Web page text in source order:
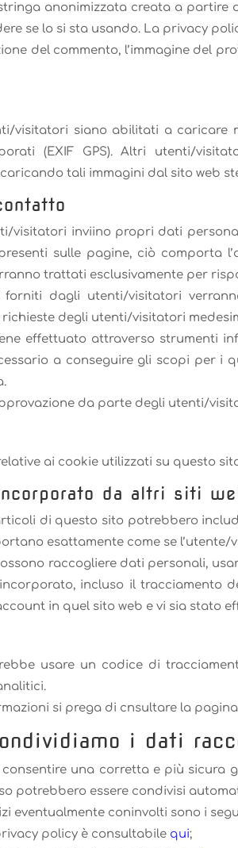
anonimizzata creata a partire
se lo si sta usando. La privacy
del commento, l’immagine del
visitatori siano abilitati a caricare
(EXIF GPS). Altri utenti/
tali immagini dal sito web
visitatori inviino propri dati
sulle pagine, ciò comporta
trattati esclusivamente per
forniti dagli utenti/visitatori
degli utenti/visitatori
effettuato attraverso strumenti
a conseguire gli scopi per i
da parte degli utenti/
ai cookie utilizzati su questo
da altri siti
di questo sito potrebbero
esattamente come se
raccogliere dati personali,
incluso il tracciamento
in quel sito web e vi sia stato
usare un codice di
si prega di cnsultare la
i dati
una corretta e più sicura
potrebbero essere condivisi
eventualmente coninvolti sono i
policy è consultabile qui;